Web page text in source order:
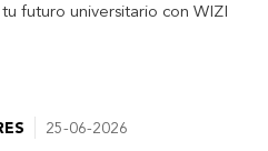
futuro universitario con WIZI
25-06-2026